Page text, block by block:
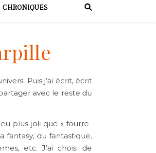
CHRONIQUES
Puis j’ai écrit, écrit
avec le reste du
plus joli que « fourre-
fantasy, du fantastique,
etc. J’ai choisi de